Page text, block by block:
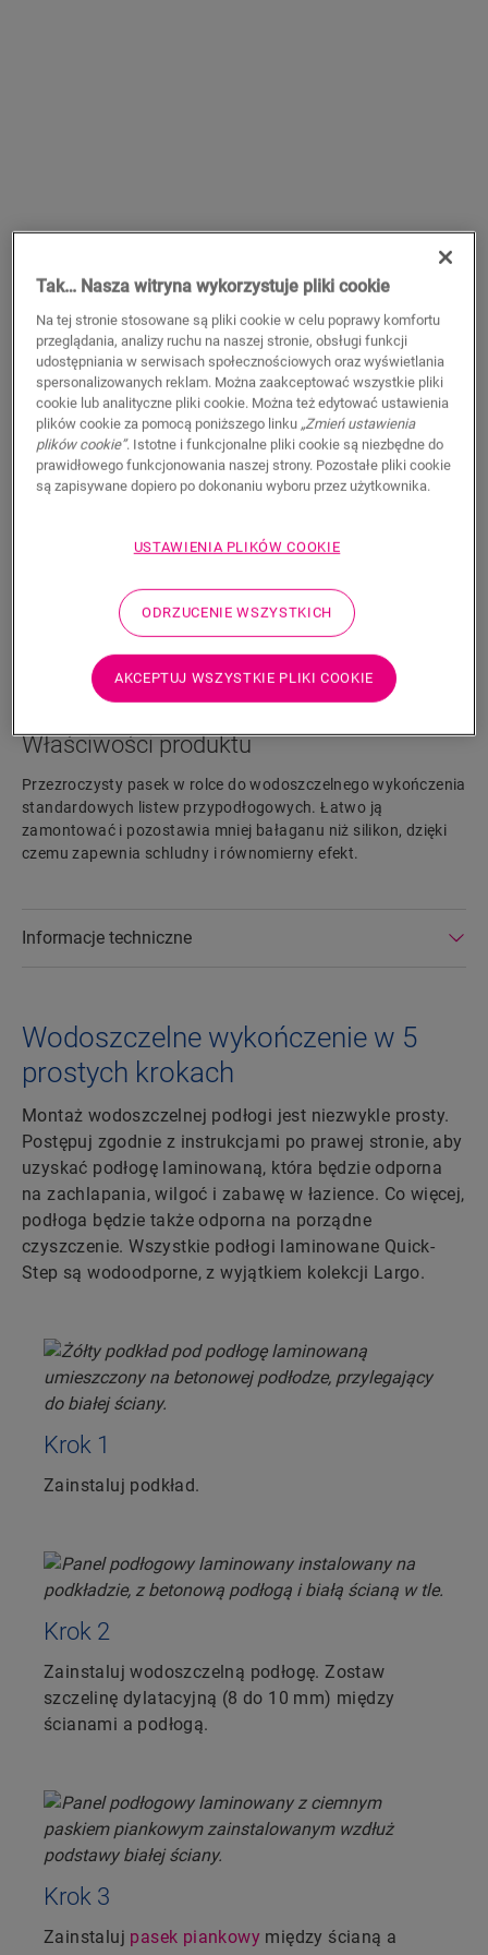
przypodłogowaHydrostrip
AKCESORIA DO PODŁOGI LAMINOWANEJ
HYDROSTRIP DLA LISTEW PRZYPODŁOGOWYCH
NEHSTRIPSK15
Beautiful finish
For your laminate floor
In combination with skirtings
Watertight installation
Easy installation
Sugerowana cena brutto
WYSZUKAJ
Właściwości produktu
Przezroczysty pasek w rolce do wodoszczelnego wykończenia
standardowych listew przypodłogowych. Łatwo ją
zamontować i pozostawia mniej bałaganu niż silikon, dzięki
czemu zapewnia schludny i równomierny efekt.
Informacje techniczne
Wodoszczelne wykończenie w 5
prostych krokach
Montaż wodoszczelnej podłogi jest niezwykle prosty.
Postępuj zgodnie z instrukcjami po prawej stronie, aby
uzyskać podłogę laminowaną, która będzie odporna
na zachlapania, wilgoć i zabawę w łazience. Co więcej,
podłoga będzie także odporna na porządne
czyszczenie. Wszystkie podłogi laminowane Quick-
Step są wodoodporne, z wyjątkiem kolekcji Largo.
Krok 1
Zainstaluj podkład.
Krok 2
Zainstaluj wodoszczelną podłogę. Zostaw
szczelinę dylatacyjną (8 do 10 mm) między
ścianami a podłogą.
Krok 3
Zainstaluj pasek piankowy między ścianą a
Tak… Nasza witryna wykorzystuje pliki cookie
Na tej stronie stosowane są pliki cookie w celu poprawy komfortu
przeglądania, analizy ruchu na naszej stronie, obsługi funkcji
udostępniania w serwisach społecznościowych oraz wyświetlania
spersonalizowanych reklam. Można zaakceptować wszystkie pliki
cookie lub analityczne pliki cookie. Można też edytować ustawienia
plików cookie za pomocą poniższego linku „Zmień ustawienia
plików cookie”. Istotne i funkcjonalne pliki cookie są niezbędne do
prawidłowego funkcjonowania naszej strony. Pozostałe pliki cookie
są zapisywane dopiero po dokonaniu wyboru przez użytkownika.
USTAWIENIA PLIKÓW COOKIE
ODRZUCENIE WSZYSTKICH
AKCEPTUJ WSZYSTKIE PLIKI COOKIE